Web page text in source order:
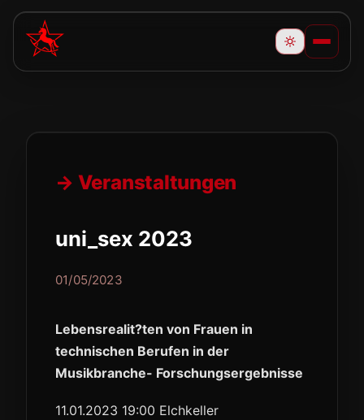
→ Veranstaltungen
uni_sex 2023
01/05/2023
Lebensrealit?ten von Frauen in
technischen Berufen in der
Musikbranche- Forschungsergebnisse
11.01.2023 19:00 Elchkeller